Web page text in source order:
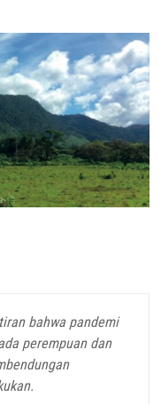
bahwa pandemi
perempuan dan